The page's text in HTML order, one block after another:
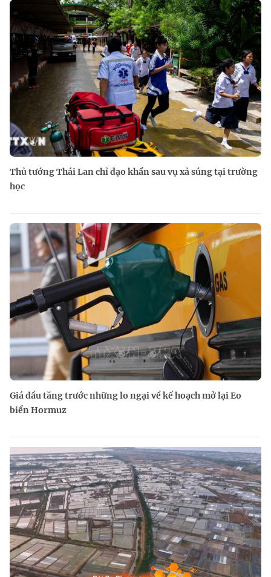
Thủ tướng Thái Lan chỉ đạo khẩn sau vụ xả súng tại trường
học
Giá dầu tăng trước những lo ngại về kế hoạch mở lại Eo
biển Hormuz